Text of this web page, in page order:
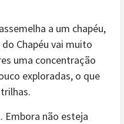
a um chapéu,
Chapéu vai muito
uma concentração
exploradas, o que
Embora não esteja